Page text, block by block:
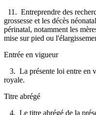
11. Entreprendre des
grossesse et les décès
périnatal, notamment les
mise sur pied ou
Entrée en vigueur
3. La présente loi entre en
royale.
Titre abrégé
4. Le titre abrégé de la